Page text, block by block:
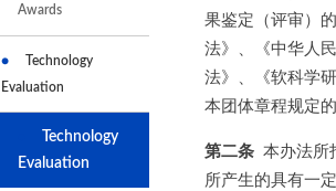
Awards
Technology
Evaluation
Technology
Evaluation
果鉴定（评审）
法》、《中华人
法》、《软科学
本团体章程规定
第二条 本办法所
所产生的具有一